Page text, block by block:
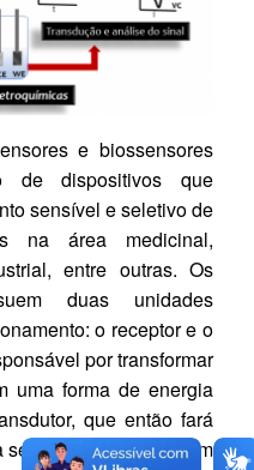
e biossensores
de dispositivos que
sensível e seletivo de
na área medicinal,
entre outras. Os
duas unidades
o receptor e o
por transformar
uma forma de energia
que então fará
transformada em um